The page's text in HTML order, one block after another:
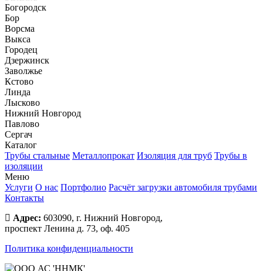
Богородск
Бор
Ворсма
Выкса
Городец
Дзержинск
Заволжье
Кстово
Линда
Лысково
Нижний Новгород
Павлово
Сергач
Каталог
Трубы стальные Металлопрокат Изоляция для труб Трубы в
изоляции
Меню
Услуги О нас Портфолио Расчёт загрузки автомобиля трубами
Контакты
Адрес: 603090, г. Нижний Новгород,
проспект Ленина д. 73, оф. 405
Политика конфиденциальности